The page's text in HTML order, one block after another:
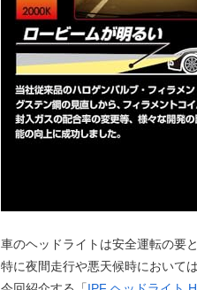
車のヘッドライトは安全運転の要
特に夜間走行や悪天候時において